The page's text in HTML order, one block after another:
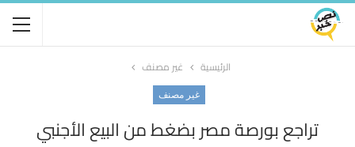
الرئيسية غير مصنف
غير مصنف
تراجع بورصة مصر بضغط من البيع الأجنبي